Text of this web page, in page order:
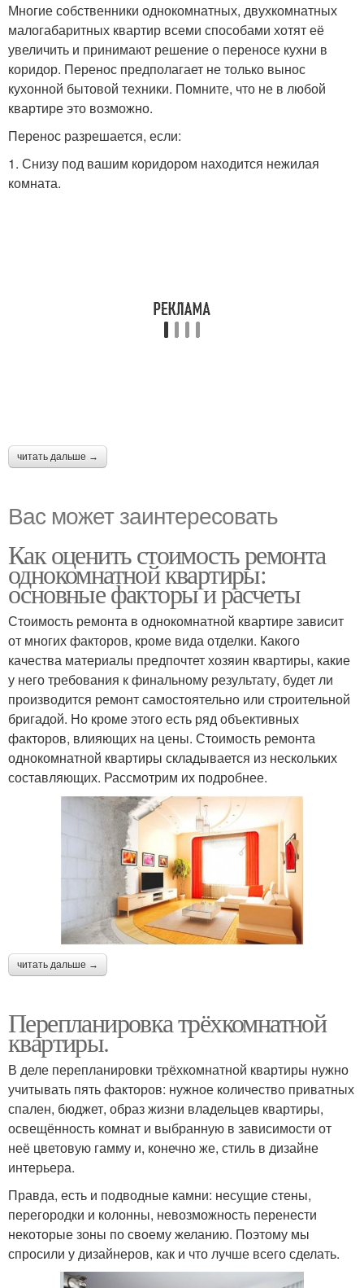
Многие собственники однокомнатных, двухкомнатных
малогабаритных квартир всеми способами хотят её
увеличить и принимают решение о переносе кухни в
коридор. Перенос предполагает не только вынос
кухонной бытовой техники. Помните, что не в любой
квартире это возможно.
Перенос разрешается, если:
1. Снизу под вашим коридором находится нежилая
комната.
читать дальше →
Вас может заинтересовать
Как оценить стоимость ремонта
однокомнатной квартиры:
основные факторы и расчеты
Стоимость ремонта в однокомнатной квартире зависит
от многих факторов, кроме вида отделки. Какого
качества материалы предпочтет хозяин квартиры, какие
у него требования к финальному результату, будет ли
производится ремонт самостоятельно или строительной
бригадой. Но кроме этого есть ряд объективных
факторов, влияющих на цены. Стоимость ремонта
однокомнатной квартиры складывается из нескольких
составляющих. Рассмотрим их подробнее.
читать дальше →
Перепланировка трёхкомнатной
квартиры.
В деле перепланировки трёхкомнатной квартиры нужно
учитывать пять факторов: нужное количество приватных
спален, бюджет, образ жизни владельцев квартиры,
освещённость комнат и выбранную в зависимости от
неё цветовую гамму и, конечно же, стиль в дизайне
интерьера.
Правда, есть и подводные камни: несущие стены,
перегородки и колонны, невозможность перенести
некоторые зоны по своему желанию. Поэтому мы
спросили у дизайнеров, как и что лучше всего сделать.